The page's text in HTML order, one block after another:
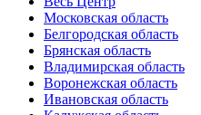
Московская область
Белгородская область
Брянская область
Владимирская область
Воронежская область
Ивановская область